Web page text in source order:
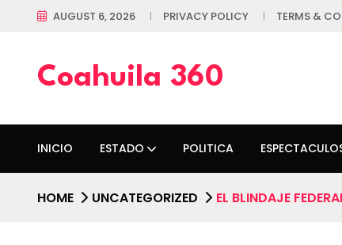
AUGUST 6, 2026 PRIVACY POLICY TERMS &
Coahuila 360
INICIO ESTADO POLITICA
HOME UNCATEGORIZED EL BLINDAJE